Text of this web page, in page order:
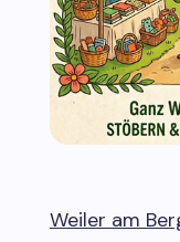
Weiler am